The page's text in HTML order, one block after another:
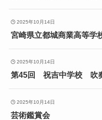
2025年10月14日
宮崎県立都城商業高等
2025年10月14日
第45回 祝吉中学校 吹
2025年10月14日
芸術鑑賞会